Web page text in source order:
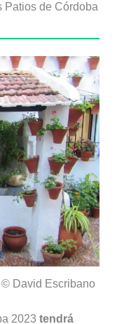
Patios de Córdoba
© David Escribano
2023 tendrá